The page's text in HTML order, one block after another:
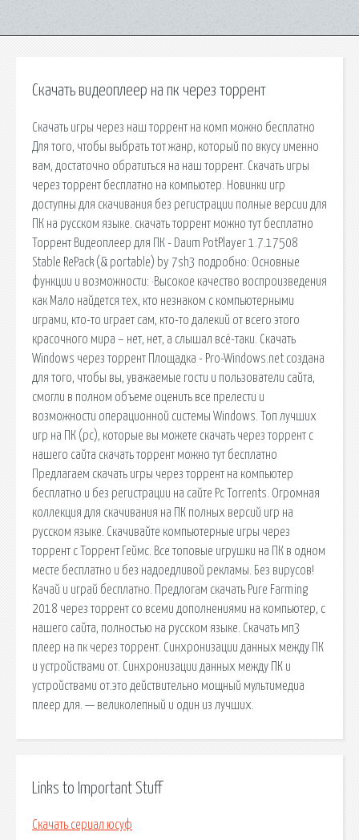
Скачать видеоплеер на пк через торрент
Скачать игры через наш торрент на комп можно бесплатно
Для того, чтобы выбрать тот жанр, который по вкусу именно
вам, достаточно обратиться на наш торрент. Скачать игры
через торрент бесплатно на компьютер. Новинки игр
доступны для скачивания без регистрации полные версии для
ПК на русском языке. скачать торрент можно тут бесплатно
Торрент Видеоплеер для ПК - Daum PotPlayer 1.7.17508
Stable RePack (& portable) by 7sh3 подробно: Основные
функции и возможности: ·Высокое качество воспроизведения
как Мало найдется тех, кто незнаком с компьютерными
играми, кто-то играет сам, кто-то далекий от всего этого
красочного мира – нет, нет, а слышал всё-таки. Скачать
Windows через торрент Площадка - Pro-Windows.net создана
для того, чтобы вы, уважаемые гости и пользователи сайта,
смогли в полном объеме оценить все прелести и
возможности операционной системы Windows. Топ лучших
игр на ПК (pc), которые вы можете скачать через торрент с
нашего сайта скачать торрент можно тут бесплатно
Предлагаем скачать игры через торрент на компьютер
бесплатно и без регистрации на сайте Pc Torrents. Огромная
коллекция для скачивания на ПК полных версий игр на
русском языке. Скачивайте компьютерные игры через
торрент с Торрент Геймс. Все топовые игрушки на ПК в одном
месте бесплатно и без надоедливой рекламы. Без вирусов!
Качай и играй бесплатно. Предлогам скачать Pure Farming
2018 через торрент со всеми дополнениями на компьютер, с
нашего сайта, полностью на русском языке. Скачать мп3
плеер на пк через торрент. Синхронизации данных между ПК
и устройствами от. Синхронизации данных между ПК и
устройствами от.это действительно мощный мультимедиа
плеер для. — великолепный и один из лучших.
Links to Important Stuff
Скачать сериал юсуф